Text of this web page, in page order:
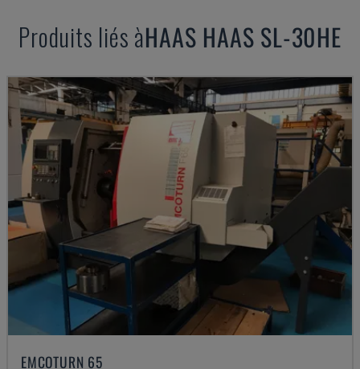
Produits liés àHAAS HAAS SL-30HE
EMCOTURN 65